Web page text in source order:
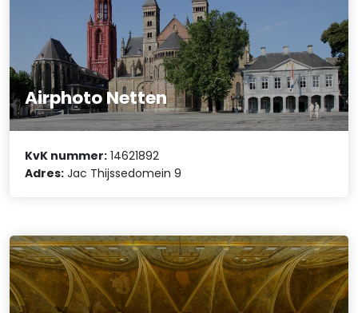
Airphoto Netten
KvK nummer: 14621892
Adres: Jac Thijssedomein 9